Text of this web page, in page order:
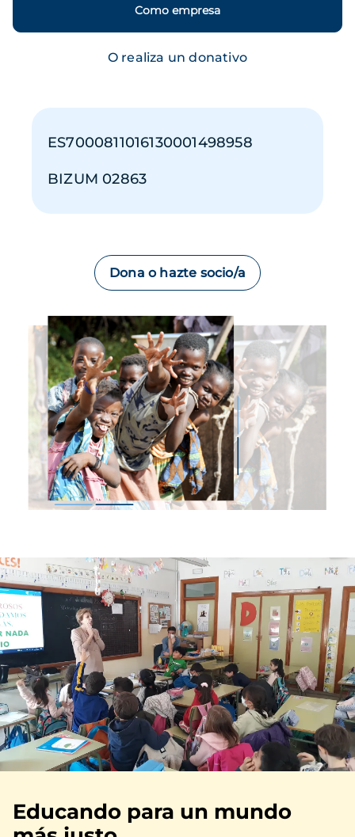
Como empresa
O realiza un donativo
ES7000811016130001498958
BIZUM 02863
Dona o hazte socio/a
Imagen
Educando para un mundo